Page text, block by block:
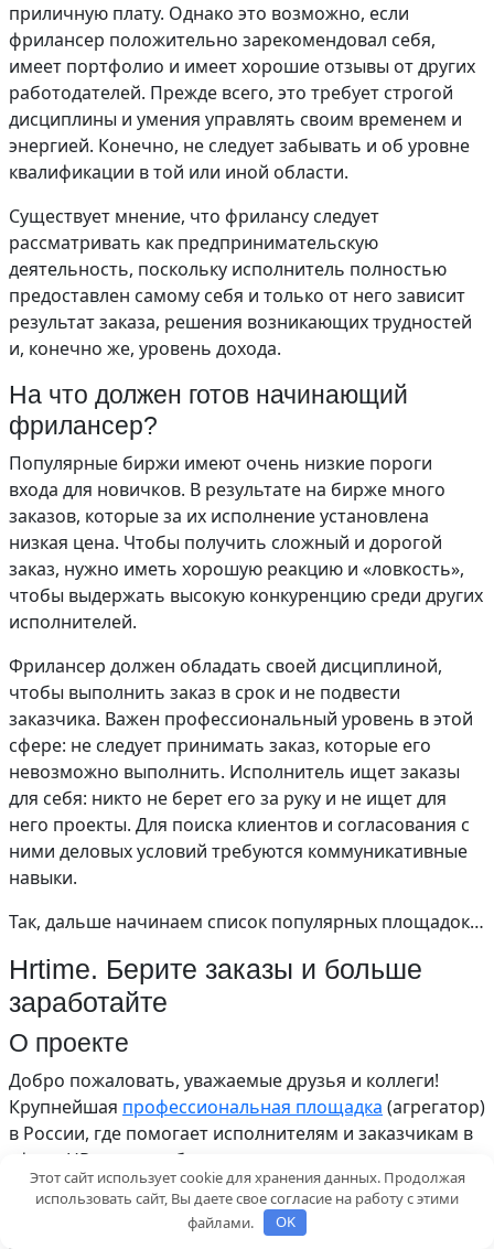
приличную плату. Однако это возможно, если
фрилансер положительно зарекомендовал себя,
имеет портфолио и имеет хорошие отзывы от других
работодателей. Прежде всего, это требует строгой
дисциплины и умения управлять своим временем и
энергией. Конечно, не следует забывать и об уровне
квалификации в той или иной области.
Существует мнение, что фрилансу следует
рассматривать как предпринимательскую
деятельность, поскольку исполнитель полностью
предоставлен самому себя и только от него зависит
результат заказа, решения возникающих трудностей
и, конечно же, уровень дохода.
На что должен готов начинающий
фрилансер?
Популярные биржи имеют очень низкие пороги
входа для новичков. В результате на бирже много
заказов, которые за их исполнение установлена
низкая цена. Чтобы получить сложный и дорогой
заказ, нужно иметь хорошую реакцию и «ловкость»,
чтобы выдержать высокую конкуренцию среди других
исполнителей.
Фрилансер должен обладать своей дисциплиной,
чтобы выполнить заказ в срок и не подвести
заказчика. Важен профессиональный уровень в этой
сфере: не следует принимать заказ, которые его
невозможно выполнить. Исполнитель ищет заказы
для себя: никто не берет его за руку и не ищет для
него проекты. Для поиска клиентов и согласования с
ними деловых условий требуются коммуникативные
навыки.
Так, дальше начинаем список популярных площадок…
Hrtime. Берите заказы и больше
заработайте
О проекте
Добро пожаловать, уважаемые друзья и коллеги!
Крупнейшая профессиональная площадка (агрегатор)
в России, где помогает исполнителям и заказчикам в
сфере HR-услуг удобно находить друг друга.
Что за исполнители HR-услуг?
Это рекрутеры, бизнес-тренеры, HR-менеджеры,
Этот сайт использует cookie для хранения данных. Продолжая
использовать сайт, Вы даете свое согласие на работу с этими
файлами.
OK